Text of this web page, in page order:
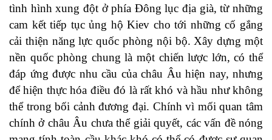
tình hình xung đột ở phía Đông lục địa già, từ những
cam kết tiếp tục ủng hộ Kiev cho tới những cố gắng
cải thiện năng lực quốc phòng nội bộ. Xây dựng một
nền quốc phòng chung là một chiến lược lớn, có thể
đáp ứng được nhu cầu của châu Âu hiện nay, nhưng
để hiện thực hóa điều đó là rất khó và hầu như không
thể trong bối cảnh đương đại. Chính vì mối quan tâm
chính ở châu Âu chưa thể giải quyết, các vấn đề nóng